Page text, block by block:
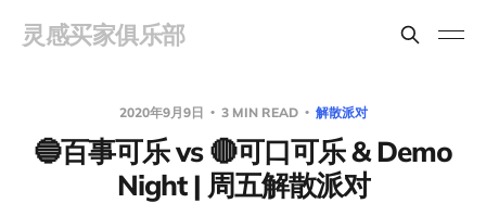
灵感买家俱乐部
2020年9月9日 3 MIN READ 解散派对
🔵百事可乐 vs 🔴可口可乐 & Demo
Night | 周五解散派对